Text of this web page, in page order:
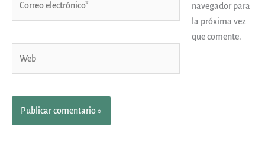
navegador para
la próxima vez
que comente.